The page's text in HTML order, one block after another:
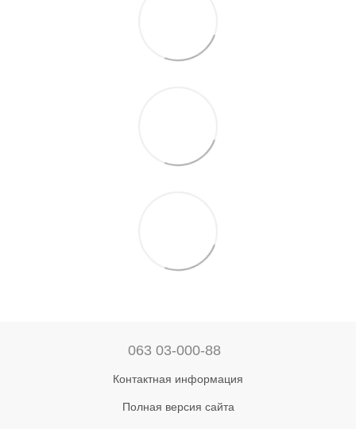
063 03-000-88
Контактная информация
Полная версия сайта